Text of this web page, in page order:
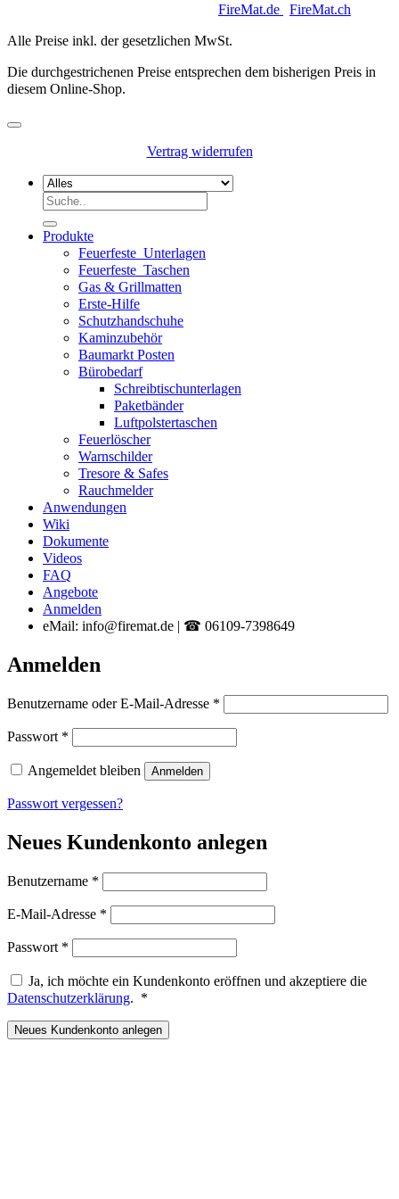
FireMat.de FireMat.ch
Alle Preise inkl. der gesetzlichen MwSt.
Die durchgestrichenen Preise entsprechen dem bisherigen Preis in
diesem Online-Shop.
Vertrag widerrufen
Suchen
Produkte
Feuerfeste_Unterlagen
Feuerfeste_Taschen
Gas & Grillmatten
Erste-Hilfe
Schutzhandschuhe
Kaminzubehör
Baumarkt Posten
Bürobedarf
Schreibtischunterlagen
Paketbänder
Luftpolstertaschen
Feuerlöscher
Warnschilder
Tresore & Safes
Rauchmelder
Anwendungen
Wiki
Dokumente
Videos
FAQ
Angebote
Anmelden
eMail: info@firemat.de | ☎ 06109-7398649
Anmelden
Benutzername oder E-Mail-Adresse *
Passwort *
Angemeldet bleiben Anmelden
Passwort vergessen?
Neues Kundenkonto anlegen
Benutzername *
E-Mail-Adresse *
Passwort *
Ja, ich möchte ein Kundenkonto eröffnen und akzeptiere die
Datenschutzerklärung. *
Neues Kundenkonto anlegen